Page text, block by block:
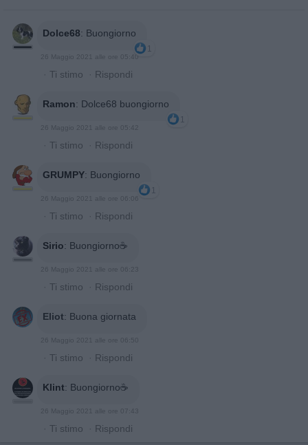
Dolce68: Buongiorno
1
26 Maggio 2021 alle ore 05:40
· Ti stimo · Rispondi
Ramon: Dolce68 buongiorno
1
26 Maggio 2021 alle ore 05:42
· Ti stimo · Rispondi
GRUMPY: Buongiorno
1
26 Maggio 2021 alle ore 06:06
· Ti stimo · Rispondi
Sirio: Buongiorno☕
26 Maggio 2021 alle ore 06:23
· Ti stimo · Rispondi
Eliot: Buona giornata
26 Maggio 2021 alle ore 06:50
· Ti stimo · Rispondi
Klint: Buongiorno☕️
26 Maggio 2021 alle ore 07:43
· Ti stimo · Rispondi